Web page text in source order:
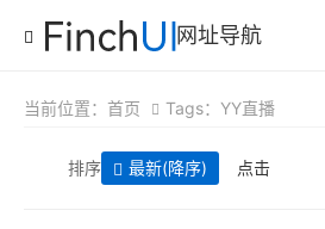
网址导航
当前位置： 首页 Tags：YY直播
排序 最新(降序) 点击